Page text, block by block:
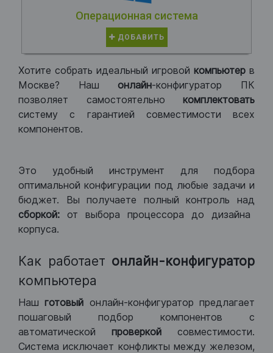
Операционная система
ДОБАВИТЬ
Хотите собрать идеальный игровой компьютер в
Москве? Нашонлайн-конфигуратор ПК
позволяет самостоятельно комплектовать
систему с гарантией совместимости всех
компонентов.
Это удобный инструмент для подбора
оптимальной конфигурации под любые задачи и
бюджет. Вы получаете полный контроль над
сборкой: от выбора процессора до дизайна
корпуса.
Как работает онлайн-конфигуратор
компьютера
Нашготовый онлайн-конфигуратор предлагает
пошаговый подбор компонентов с
автоматической проверкой совместимости.
Система исключает конфликты между железом,